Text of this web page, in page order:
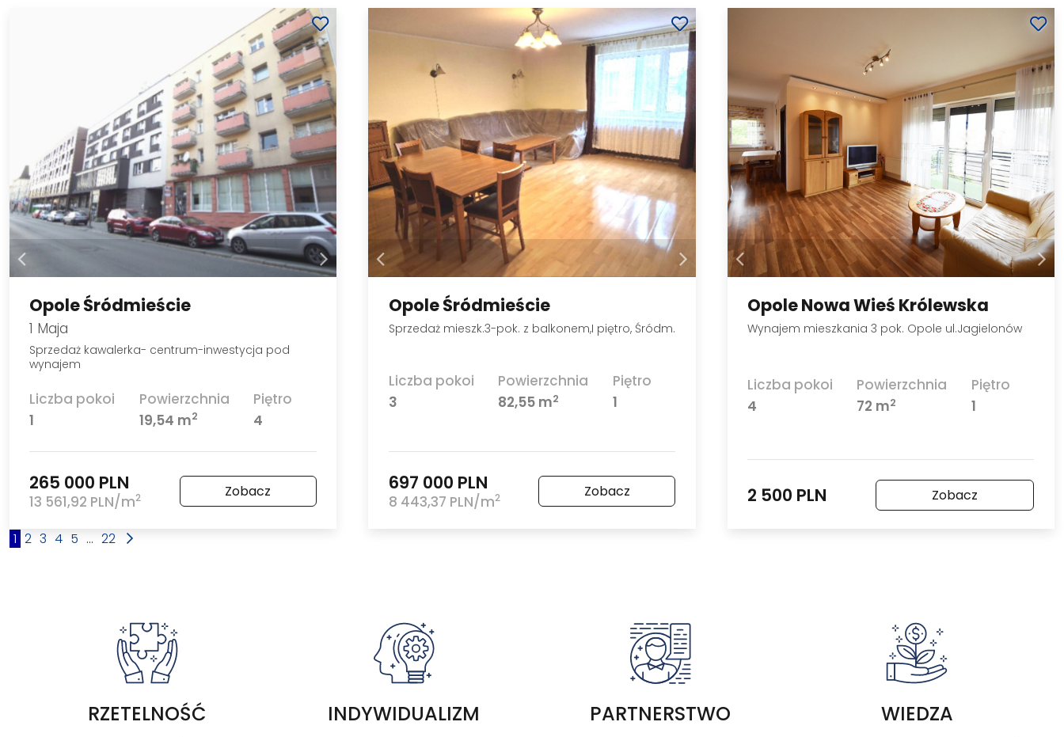
Opole Śródmieście
1 Maja
Sprzedaż kawalerka- centrum-inwestycja pod
wynajem
Liczba pokoi
1
Powierzchnia
19,54 m2
Piętro
4
265 000 PLN
13 561,92 PLN/m2 Zobacz
Opole Śródmieście
Sprzedaż mieszk.3-pok. z balkonem,I piętro, Śródm.
Liczba pokoi
3
Powierzchnia
82,55 m2
Piętro
1
697 000 PLN
8 443,37 PLN/m2 Zobacz
Opole Nowa Wieś Królewska
Wynajem mieszkania 3 pok. Opole ul.Jagielonów
Liczba pokoi
4
Powierzchnia
72 m2
Piętro
1
2 500 PLN Zobacz
1 2 3 4 5 ... 22
RZETELNOŚĆ INDYWIDUALIZM PARTNERSTWO WIEDZA